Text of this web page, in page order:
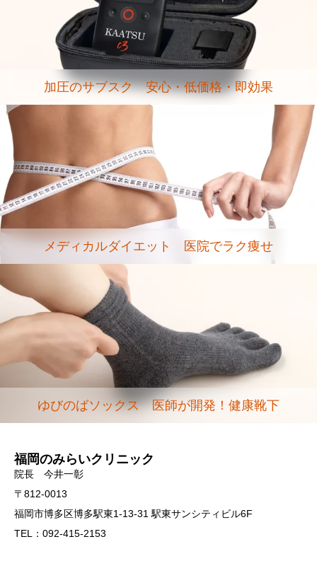
加圧のサブスク 安心・低価格・即効果
メディカルダイエット 医院でラク痩せ
ゆびのばソックス 医師が開発！健康靴下
福岡のみらいクリニック
院長 今井一彰
〒812-0013
福岡市博多区博多駅東1-13-31 駅東サンシティビル6F
TEL：092-415-2153